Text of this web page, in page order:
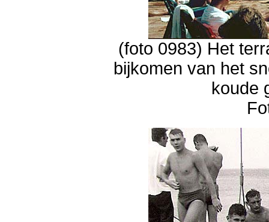
(foto 0983) Het
bijkomen van het
koude